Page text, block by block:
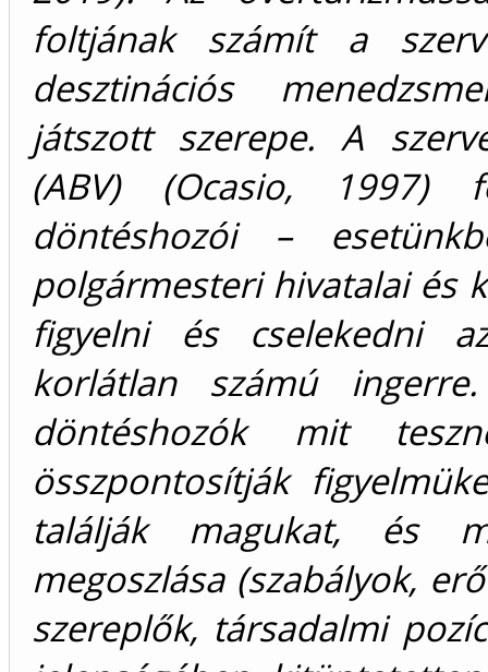
foltjának számít a
desztinációs
játszott szerepe. A
(ABV) (Ocasio, 1997)
döntéshozói –
polgármesteri hivatalai és
figyelni és cselekedni
korlátlan számú
döntéshozók mit
összpontosítják
találják magukat, és
megoszlása (szabályok,
szereplők, társadalmi